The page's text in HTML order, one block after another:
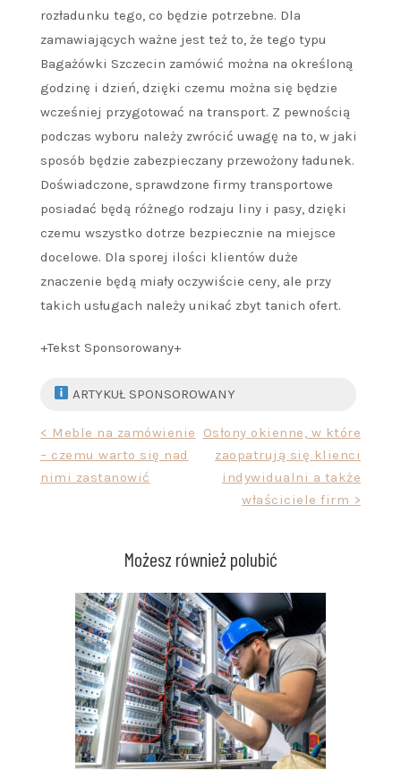
rozładunku tego, co będzie potrzebne. Dla
zamawiających ważne jest też to, że tego typu
Bagażówki Szczecin zamówić można na określoną
godzinę i dzień, dzięki czemu można się będzie
wcześniej przygotować na transport. Z pewnością
podczas wyboru należy zwrócić uwagę na to, w jaki
sposób będzie zabezpieczany przewożony ładunek.
Doświadczone, sprawdzone firmy transportowe
posiadać będą różnego rodzaju liny i pasy, dzięki
czemu wszystko dotrze bezpiecznie na miejsce
docelowe. Dla sporej ilości klientów duże
znaczenie będą miały oczywiście ceny, ale przy
takich usługach należy unikać zbyt tanich ofert.
+Tekst Sponsorowany+
ARTYKUŁ SPONSOROWANY
Nawigacja
wpisu
< Meble na zamówienie
– czemu warto się nad
nimi zastanowić
Osłony okienne, w które
zaopatrują się klienci
indywidualni a także
właściciele firm >
Możesz również polubić